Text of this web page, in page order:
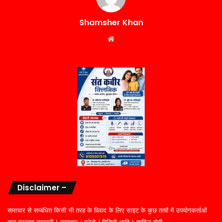
Shamsher Khan
Disclaimer –
समाचार से सम्बंधित किसी भी तरह के विवाद के लिए साइट के कुछ तत्वों में उपयोगकर्ताओं